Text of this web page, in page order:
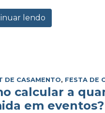
lendo
DE CASAMENTO, FESTA DE
calcular a
em eventos?